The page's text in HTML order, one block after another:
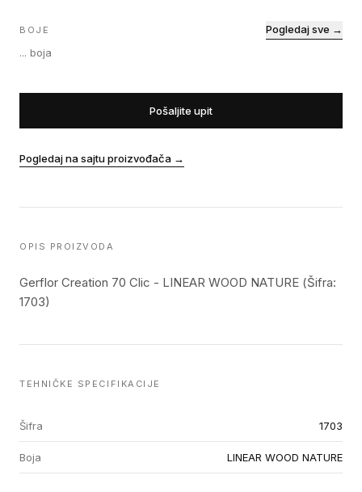
BOJE
... boja
Pogledaj sve →
Pošaljite upit
Pogledaj na sajtu proizvođača →
OPIS PROIZVODA
Gerflor Creation 70 Clic - LINEAR WOOD NATURE (Šifra:
1703)
TEHNIČKE SPECIFIKACIJE
Šifra 1703
Boja LINEAR WOOD NATURE